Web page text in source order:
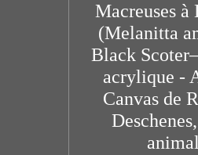
Macreuses à
(Melanitta
Black
acrylique -
Canvas de